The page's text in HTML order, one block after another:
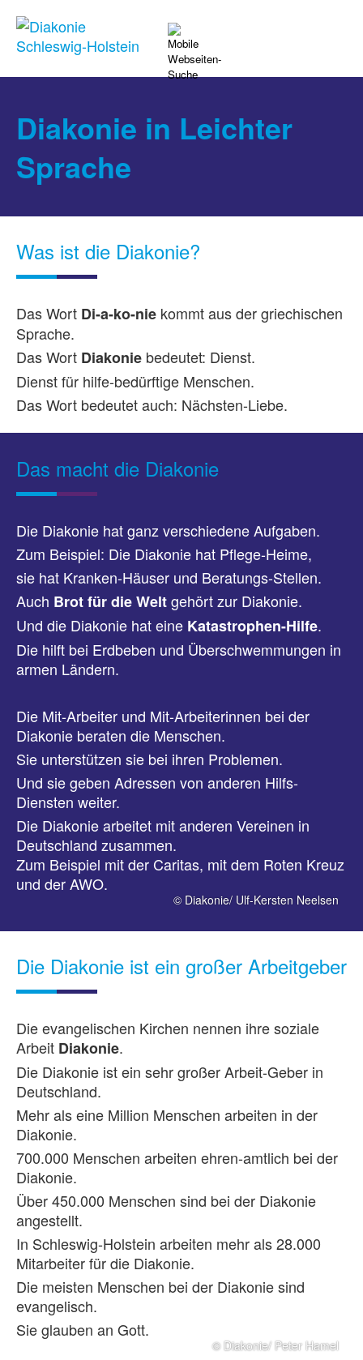
Diakonie in Leichter
Sprache
Was ist die Diakonie?
Das Wort Di-a-ko-nie kommt aus der griechischen
Sprache.
Das Wort Diakonie bedeutet: Dienst.
Dienst für hilfe-bedürftige Menschen.
Das Wort bedeutet auch: Nächsten-Liebe.
Das macht die Diakonie
Die Diakonie hat ganz verschiedene Aufgaben.
Zum Beispiel: Die Diakonie hat Pflege-Heime,
sie hat Kranken-Häuser und Beratungs-Stellen.
Auch Brot für die Weltgehört zur Diakonie.
Und die Diakonie hat eine Katastrophen-Hilfe.
Die hilft bei Erdbeben und Überschwemmungen in
armen Ländern.
Die Mit-Arbeiter und Mit-Arbeiterinnen bei der
Diakonie beraten die Menschen.
Sie unterstützen sie bei ihren Problemen.
Und sie geben Adressen von anderen Hilfs-
Diensten weiter.
Die Diakonie arbeitet mit anderen Vereinen in
Deutschland zusammen.
Zum Beispiel mit der Caritas, mit dem Roten Kreuz
und der AWO.
© Diakonie/ Ulf-Kersten Neelsen
Die Diakonie ist ein großer Arbeitgeber
Die evangelischen Kirchen nennen ihre soziale
Arbeit Diakonie.
Die Diakonie ist ein sehr großer Arbeit-Geber in
Deutschland.
Mehr als eine Million Menschen arbeiten in der
Diakonie.
700.000 Menschen arbeiten ehren-amtlich bei der
Diakonie.
Über 450.000 Menschen sind bei der Diakonie
angestellt.
In Schleswig-Holstein arbeiten mehr als 28.000
Mitarbeiter für die Diakonie.
Die meisten Menschen bei der Diakonie sind
evangelisch.
Sie glauben an Gott.
© Diakonie/ Peter Hamel